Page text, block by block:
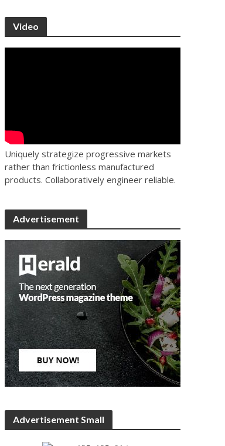
Video
Uniquely strategize progressive markets
rather than frictionless manufactured
products. Collaboratively engineer reliable.
Advertisement
Advertisement Small